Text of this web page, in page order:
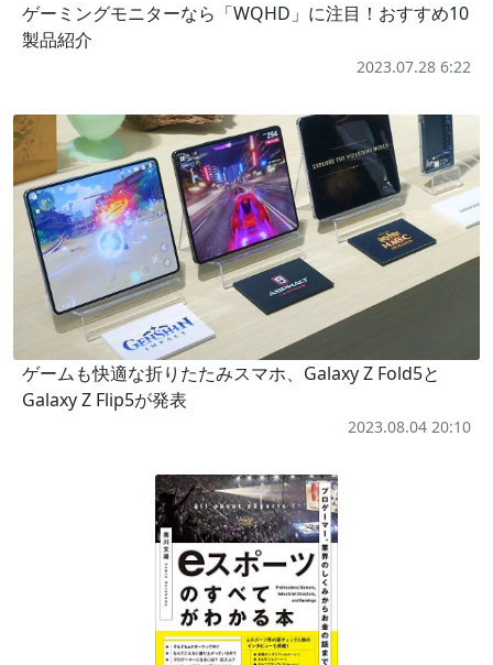
ゲーミングモニターなら「WQHD」に注目！おすすめ10
製品紹介
2023.07.28 6:22
ゲームも快適な折りたたみスマホ、Galaxy Z Fold5と
Galaxy Z Flip5が発表
2023.08.04 20:10